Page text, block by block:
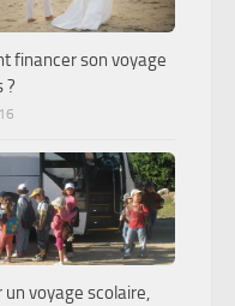
financer son voyage
?
un voyage scolaire,